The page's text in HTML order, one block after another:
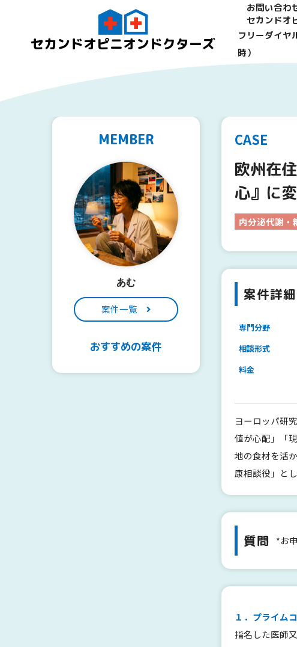
セカンドオピニオンドクターズ
お問い合わ
セカンドオ
フリーダイヤ
時）
MEMBER
あむ
案件一覧
おすすめの案件
CASE
欧州在
心』に
内分泌代謝・
案件詳細
専門分野
相談形式
料金
ヨーロッパ研
値が心配」「
地の食材を活
康相談役」と
質問 *お
１．プライム
指名した医師